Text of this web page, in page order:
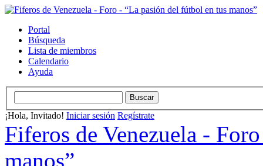
Portal
Búsqueda
Lista de miembros
Calendario
Ayuda
¡Hola, Invitado! Iniciar sesión Regístrate
Fiferos de Venezuela -
manos”